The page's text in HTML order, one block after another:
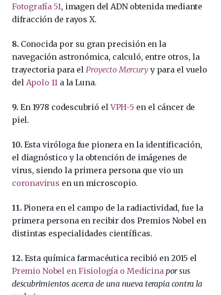
Fotografía 51, imagen del ADN obtenida mediante
difracción de rayos X.
8.Conocida por su gran precisión en la
navegación astronómica, calculó, entre otros, la
trayectoria para el Proyecto Mercuryy para el vuelo
del Apolo 11 a la Luna.
9. En 1978 codescubrió elVPH-5 en el cáncer de
piel.
10.Esta viróloga fue pionera en la identificación,
el diagnóstico y la obtención de imágenes de
virus, siendo la primera persona que vio un
coronavirus en un microscopio.
11.Pionera en el campo de la radiactividad, fue la
primera persona en recibir dos Premios Nobel en
distintas especialidades científicas.
12.Esta química farmacéutica recibió en 2015 el
Premio Nobel en Fisiología o Medicina por sus
descubrimientos acerca de una nueva terapia contra la